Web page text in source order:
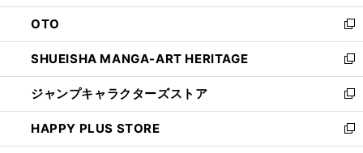
ウ
で
開
く
ン
ド
ウ
で
開
く
OTO
新
し
い
ウ
ィ
ン
ド
ウ
SHUEISHA MANGA-ART HERITAGE
新
し
い
ウ
ィ
ン
ジャンプキャラクターズストア
新
し
い
ウ
HAPPY PLUS STORE
新
し